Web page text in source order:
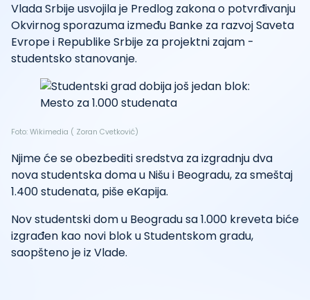
Vlada Srbije usvojila je Predlog zakona o potvrđivanju
Okvirnog sporazuma između Banke za razvoj Saveta
Evrope i Republike Srbije za projektni zajam -
studentsko stanovanje.
Foto: Wikimedia ( Zoran Cvetković)
Njime će se obezbediti sredstva za izgradnju dva
nova studentska doma u Nišu i Beogradu, za smeštaj
1.400 studenata, piše eKapija.
Nov studentski dom u Beogradu sa 1.000 kreveta biće
izgrađen kao novi blok u Studentskom gradu,
saopšteno je iz Vlade.